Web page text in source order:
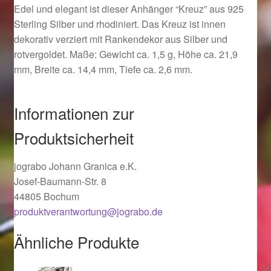
Ostergeschenke finden für Ostern 2019
Ostergeschenke finden für Ostern 2020
Ostergeschenke finden für Ostern 2021
Ostergeschenke finden für Ostern 2022
Partner
Shop
Startseite
Startseite
Edel und elegant ist dieser Anhänger “Kreuz” aus 925
Sterling Silber und rhodiniert. Das Kreuz ist innen
dekorativ verziert mit Rankendekor aus Silber und
rotvergoldet. Maße: Gewicht ca. 1,5 g, Höhe ca. 21,9
mm, Breite ca. 14,4 mm, Tiefe ca. 2,6 mm.
Informationen zur
Produktsicherheit
jograbo Johann Granica e.K.
Josef-Baumann-Str. 8
44805 Bochum
produktverantwortung@jograbo.de
Ähnliche Produkte